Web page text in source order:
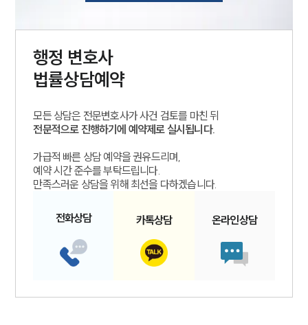
행정 변호사
법률상담예약
모든 상담은 전문변호사가 사건 검토를 마친 뒤
전문적으로 진행하기에 예약제로 실시됩니다.
가급적 빠른 상담 예약을 권유드리며,
예약 시간 준수를 부탁드립니다.
만족스러운 상담을 위해 최선을 다하겠습니다.
전화상담 카톡상담 온라인상담